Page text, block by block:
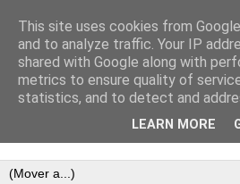
Semanario independiente de
This site uses cookies from
and to analyze traffic. Your IP
shared with Google along with
metrics to ensure quality of
statistics, and to detect and
LEARN MORE